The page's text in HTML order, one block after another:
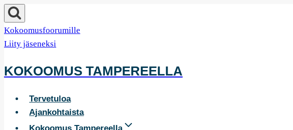
Siirry
sisältöön
Kokoomusfoorumille
Liity jäseneksi
KOKOOMUS TAMPEREELLA
Tervetuloa
Ajankohtaista